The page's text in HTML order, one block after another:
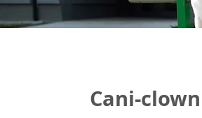
Cani-clown